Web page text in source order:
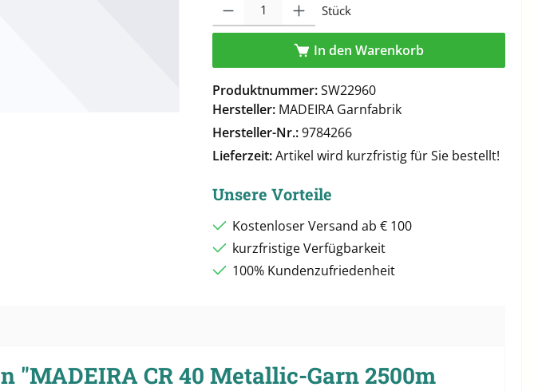
Stück
In den Warenkorb
Produktnummer:SW22960
Hersteller: MADEIRA Garnfabrik
Hersteller-Nr.:9784266
Lieferzeit:Artikel wird kurzfristig für Sie bestellt!
Unsere Vorteile
Kostenloser Versand ab € 100
kurzfristige Verfügbarkeit
100% Kundenzufriedenheit
CR 40 Metallic-Garn 2500m